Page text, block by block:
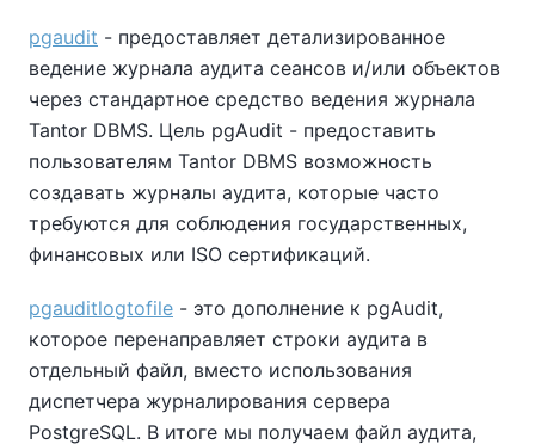
pgaudit - предоставляет детализированное
ведение журнала аудита сеансов и/или объектов
через стандартное средство ведения журнала
Tantor DBMS. Цель pgAudit - предоставить
пользователям Tantor DBMS возможность
создавать журналы аудита, которые часто
требуются для соблюдения государственных,
финансовых или ISO сертификаций.
pgauditlogtofile - это дополнение к pgAudit,
которое перенаправляет строки аудита в
отдельный файл, вместо использования
диспетчера журналирования сервера
PostgreSQL. В итоге мы получаем файл аудита,